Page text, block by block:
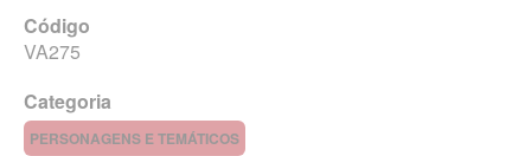
Código
VA275
Categoria
PERSONAGENS E TEMÁTICOS